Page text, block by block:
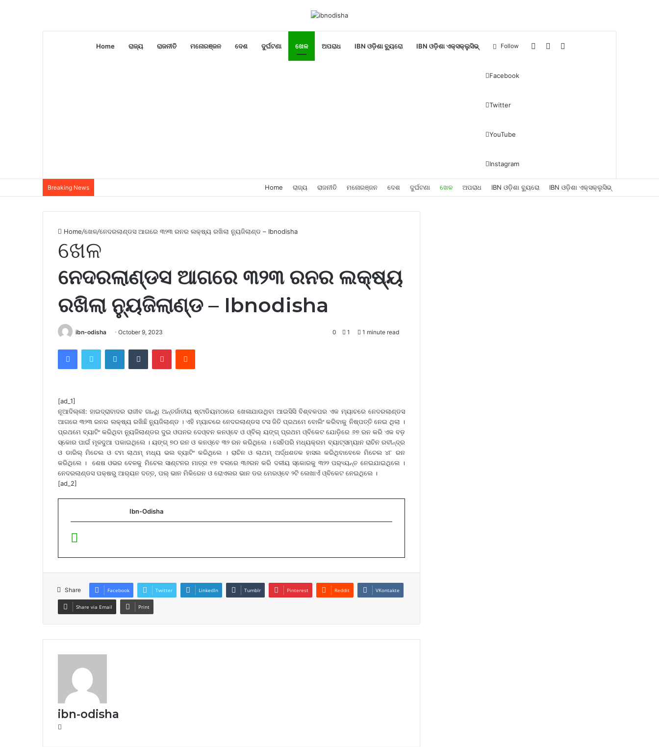
Home ରାଜ୍ୟ ରାଜନୀତି ମନୋରଞ୍ଜନ ଦେଶ ଦୁର୍ଘଟଣା ଖେଳ ଅପରାଧ IBN ଓଡ଼ିଶା ବ୍ୟୁରୋ IBN ଓଡ଼ିଶା ଏକ୍ସକ୍ଲୁସିଭ୍ Sidebar
Log
Follow
Facebook
Twitter
YouTube
Instagram
Breaking News Home ରାଜ୍ୟ ରାଜନୀତି ମନୋରଞ୍ଜନ ଦେଶ ଦୁର୍ଘଟଣା ଖେଳ ଅପରାଧ IBN ଓଡ଼ିଶା ବ୍ୟୁରୋ IBN ଓଡ଼ିଶା ଏକ୍ସକ୍ଲୁସିଭ୍
Home/ଖେଳ/ନେଦରଲାଣ୍ଡସ ଆଗରେ ୩୨୩ ରନର ଲକ୍ଷ୍ୟ ରଖିଲା ନ୍ୟୁଜିଲାଣ୍ଡ – Ibnodisha
ଖେଳ
ନେଦରଲାଣ୍ଡସ ଆଗରେ ୩୨୩ ରନର ଲକ୍ଷ୍ୟ
ରଖିଲା ନ୍ୟୁଜିଲାଣ୍ଡ – Ibnodisha
ibn-odisha October 9, 2023 0 1 1 minute read
FacebookTwitter LinkedInTumblr PinterestReddit
[ad_1]
ନୂଆଦିଲ୍ଲୀ: ହାଇଦ୍ରାବାଦର ରାଜୀବ ଗାନ୍ଧି ଅନ୍ତର୍ଜାତୀୟ ଷ୍ଟାଡିୟମଠାରେ ଖେଳାଯାଉଥିବା ଆଇସିସି ବିଶ୍ବକପର ଏକ ମ୍ୟାଚରେ ନେଦରଲାଣ୍ଡସ
ଆଗରେ ୩୨୩ ରନର ଲକ୍ଷ୍ୟ ରଖିଛି ନ୍ୟୁଜିଲାଣ୍ଡ । ଏହି ମ୍ୟାଚରେ ନେଦରଲାଣ୍ଡସ ଟସ ଜିତି ପ୍ରଥମେ ବୋଲିଂ କରିବାକୁ ନିଷ୍ପତ୍ତି ନେଇ ଥିଲା ।
ପ୍ରଥମେ ବ୍ୟାଟିଂ କରିଥିବା ନ୍ୟୁଜିଲାଣ୍ଡର ଦୁଇ ଓପନର ଦେଓ୍ବନ କନଓ୍ବେ ଓ ଓ୍ବିଲ୍ ୟଙ୍ଗ୍ ପ୍ରଥମ ଓ୍ବିକେଟ ଯୋଡ଼ିରେ ୬୭ ରନ କରି ଏକ ବଡ଼
ସ୍କୋର ପାଇଁ ମୂଳଦୁଆ ପକାଇଥିଲେ । ୟଙ୍ଗ୍ ୭୦ ରନ ଓ କନଓ୍ବେ ୩୨ ରନ କରିଥିଲେ । ସେହିପରି ମଧ୍ୟକ୍ରମ ବ୍ୟାଟ୍ସମ୍ୟାନ ରାଚିନ ରବୀନ୍ଦ୍ର
ଓ ଡାରିଲ୍ ମିଚେଲ ଓ ଟମ ଲାଥମ୍ ମଧ୍ୟ ଭଲ ବ୍ୟାଟିଂ କରିଥିଲେ । ରାଚିନ ଓ ଲାଥମ୍ ଅର୍ଦ୍ଧଶତକ ହାସଲ କରିଥିବାବେଳେ ମିଚେଲ ୪୮ ରନ
କରିଥିଲେ । ଶେଷ ଓଭର ବେଳକୁ ମିଚେଲ ସାଣ୍ଟନର ମାତ୍ର ୧୭ ବଲରେ ୩୬ରନ କରି ଦଳୀୟ ସ୍କୋରକୁ ୩୨୨ ପର‌୍ୟ୍ୟନ୍ତ ନେଇଯାଇଥିଲେ ।
ନେଦରଲାଣ୍ଡସ ପକ୍ଷରୁ ଆର‌୍ୟନ ଦତ୍ତ, ପଲ୍ ଭାନ ମିକିରେନ ଓ ରୋଏଲର ଭାନ ଡର ମେରଓ୍ବେ ୨ଟି ଲେଖାଏଁ ଓ୍ବିକେଟ ନେଇଥିଲେ ।
[ad_2]
Ibn-Odisha
Share Facebook Twitter LinkedIn Tumblr Pinterest Reddit VKontakte
Share via Email Print
ibn-odisha